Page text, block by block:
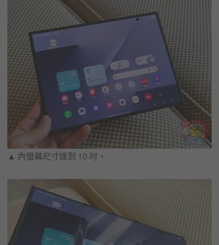
▲ 內螢幕尺寸達到 10 吋。